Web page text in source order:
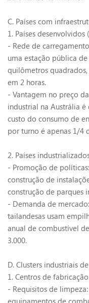
C. Países com
1. Países
- Rede de
uma estação pública
quilômetros
em 2 horas.
- Vantagem no preço
industrial na Austrália é
custo do consumo de
por turno é apenas 1/4
2. Países
- Promoção de
construção de
construção de parques
- Demanda de
tailandesas usam
anual de combustível
3.000.
D. Clusters industriais
1. Centros de
- Requisitos de
equipamentos de